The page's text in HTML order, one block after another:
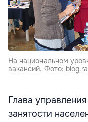
На национальном
вакансий. Фото:
Глава
занятости